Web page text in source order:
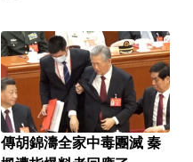
傳胡錦濤全家中毒團滅 秦